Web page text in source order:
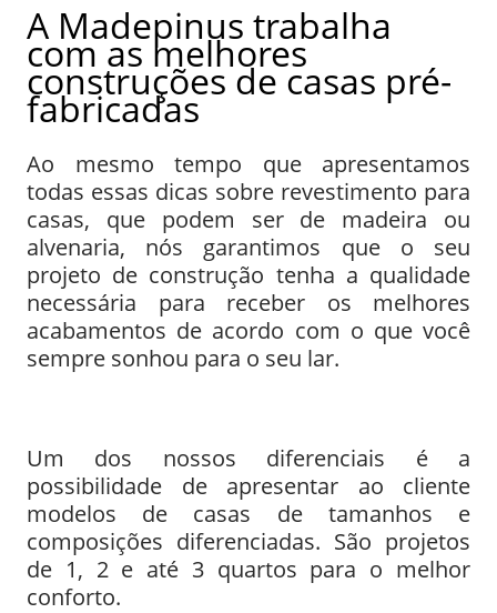
A Madepinus trabalha
com as melhores
construções de casas pré-
fabricadas
Ao mesmo tempo que apresentamos
todas essas dicas sobre revestimento para
casas, que podem ser de madeira ou
alvenaria, nós garantimos que o seu
projeto de construção tenha a qualidade
necessária para receber os melhores
acabamentos de acordo com o que você
sempre sonhou para o seu lar.
Um dos nossos diferenciais é a
possibilidade de apresentar ao cliente
modelos de casas de tamanhos e
composições diferenciadas. São projetos
de 1, 2 e até 3 quartos para o melhor
conforto.